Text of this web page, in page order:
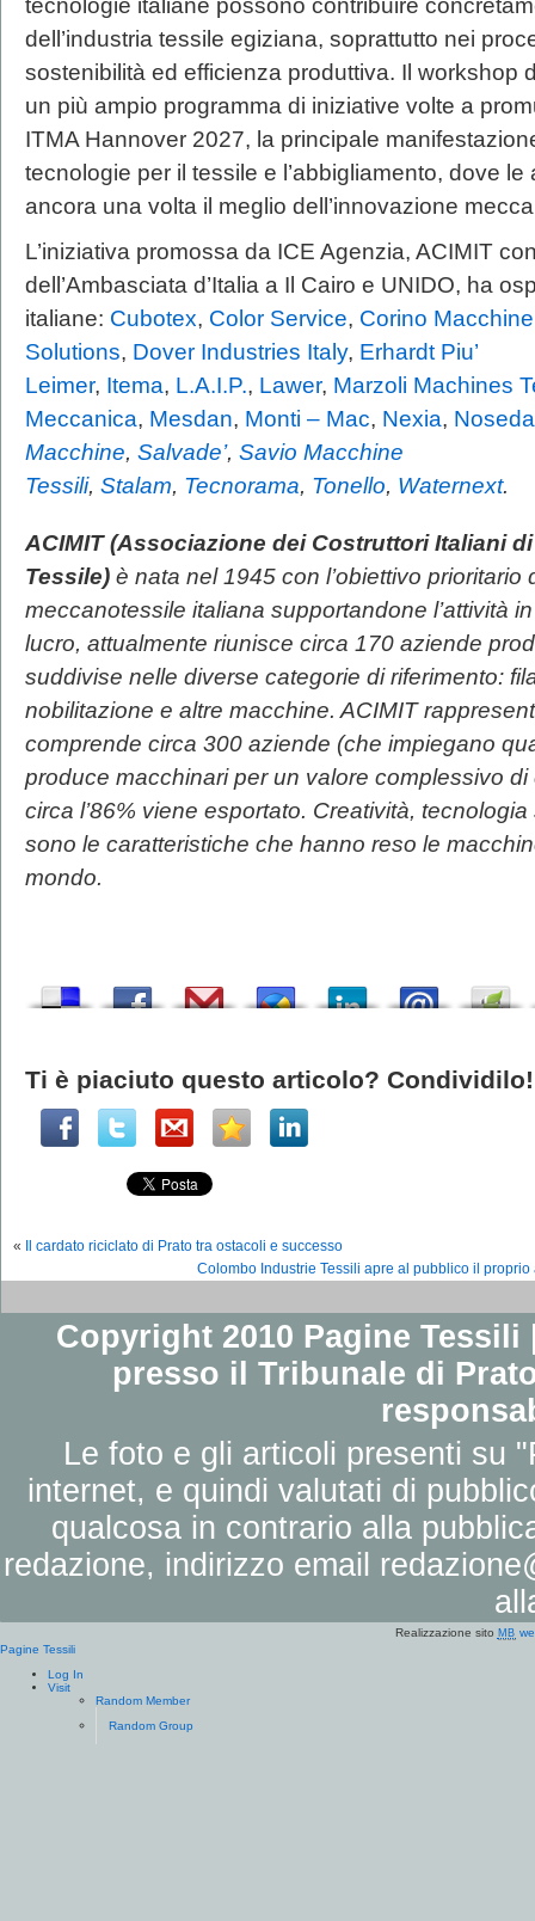
tecnologie italiane possono contribuire
dell’industria tessile egiziana, soprattutto nei
sostenibilità ed efficienza produttiva. Il workshop
un più ampio programma di iniziative volte a
ITMA Hannover 2027, la principale
tecnologie per il tessile e l’abbigliamento, dove
ancora una volta il meglio dell’innovazione
L’iniziativa promossa da ICE Agenzia, ACIMIT
dell’Ambasciata d’Italia a Il Cairo e UNIDO, ha
italiane: Cubotex, Color Service, Corino Macchine
Solutions, Dover Industries Italy, Erhardt Piu’
Leimer, Itema, L.A.I.P., Lawer, Marzoli Machines
Meccanica, Mesdan, Monti – Mac, Nexia, Noseda
Macchine, Salvade’, Savio Macchine
Tessili, Stalam, Tecnorama, Tonello, Waternext.
ACIMIT (Associazione dei Costruttori Italiani
Tessile) è nata nel 1945 con l’obiettivo prioritario
meccanotessile italiana supportandone l’attività
lucro, attualmente riunisce circa 170 aziende
suddivise nelle diverse categorie di riferimento:
nobilitazione e altre macchine. ACIMIT
comprende circa 300 aziende (che impiegano
produce macchinari per un valore complessivo
circa l’86% viene esportato. Creatività,
sono le caratteristiche che hanno reso le
mondo.
Ti è piaciuto questo articolo? Condividilo!
«
Il cardato riciclato di Prato tra ostacoli e successo
Colombo Industrie Tessili apre al pubblico il
Copyright 2010 Pagine
presso il Tribunale di
Le foto e gli articoli presenti su
internet, e quindi valutati di
qualcosa in contrario alla
redazione, indirizzo email
Realizzazione sito MB
Pagine Tessili
Log In
Visit
Random Member
Random Group